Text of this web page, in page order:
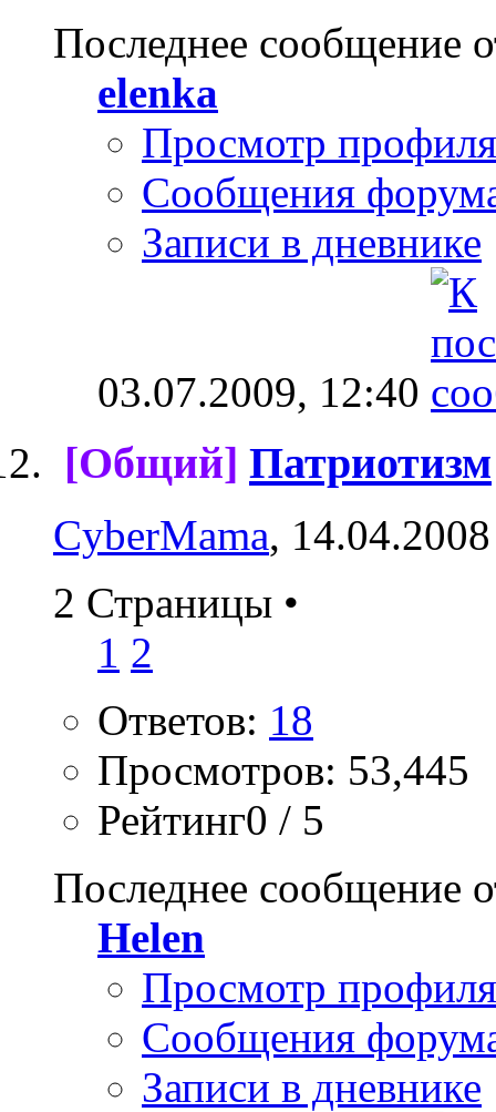
Последнее сообщение
elenka
Просмотр профиля
Сообщения
Записи в дневнике
03.07.2009, 12:40
[Общий] Патриотизм
CyberMama,
2 Страницы •
1 2
Ответов: 18
Просмотров: 53,445
Рейтинг0 / 5
Последнее сообщение
Helen
Просмотр профиля
Сообщения
Записи в дневнике